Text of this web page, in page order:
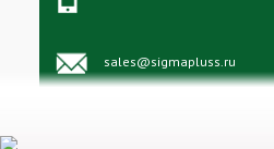
sales@sigmapluss.ru